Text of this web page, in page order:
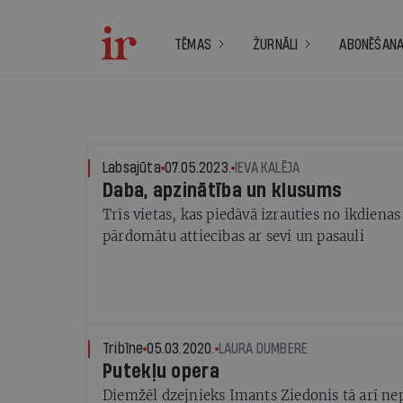
TĒMAS ŽURNĀLI ABONĒŠANA
Labsajūta 07.05.2023. IEVA KALĒJA
Daba, apzinātība un klusums
Trīs vietas, kas piedāvā izrauties no
pārdomātu attiecības ar sevi un pasauli
Tribīne 05.03.2020. LAURA DUMBERE
Putekļu opera
Diemžēl dzejnieks Imants Ziedonis tā arī